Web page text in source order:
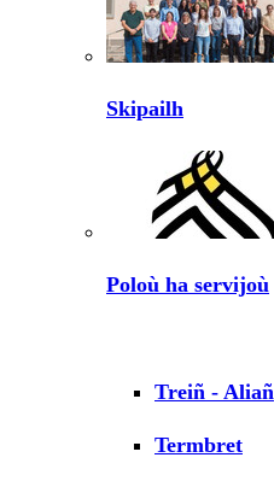
Skipailh
Poloù ha servijoù
Treiñ - Aliañ
Termbret